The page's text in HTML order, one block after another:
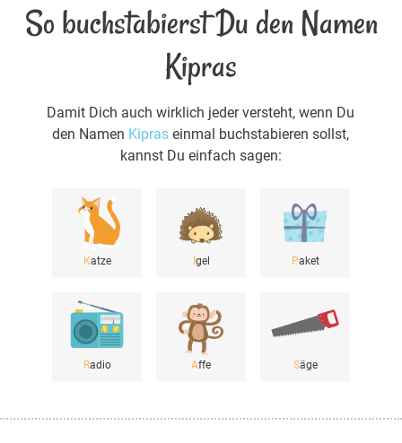
So buchstabierst Du den Namen
Kipras
Damit Dich auch wirklich jeder versteht, wenn Du
den Namen Kipras einmal buchstabieren sollst,
kannst Du einfach sagen:
Katze gel Paket
Radio Affe Säge